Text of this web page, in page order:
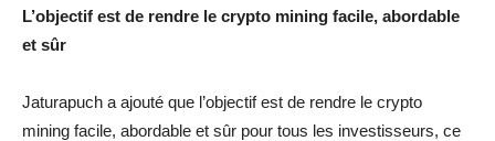
L’objectif est de rendre le crypto mining facile, abordable
et sûr
Jaturapuch a ajouté que l’objectif est de rendre le crypto
mining facile, abordable et sûr pour tous les investisseurs, ce